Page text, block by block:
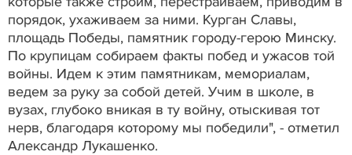
порядок, ухаживаем за ними. Курган Славы,
площадь Победы, памятник городу-герою Минску.
По крупицам собираем факты побед и ужасов той
войны. Идем к этим памятникам, мемориалам,
ведем за руку за собой детей. Учим в школе, в
вузах, глубоко вникая в ту войну, отыскивая тот
нерв, благодаря которому мы победили", - отметил
Александр Лукашенко.